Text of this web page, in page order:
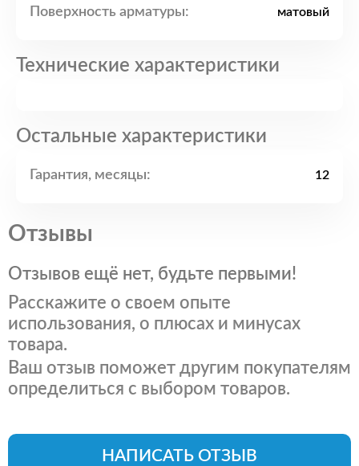
Поверхность арматуры: матовый
Технические характеристики
Остальные характеристики
Гарантия, месяцы: 12
Отзывы
Отзывов ещё нет, будьте первыми!
Расскажите о своем опыте
использования, о плюсах и минусах
товара.
Ваш отзыв поможет другим покупателям
определиться с выбором товаров.
НАПИСАТЬ ОТЗЫВ